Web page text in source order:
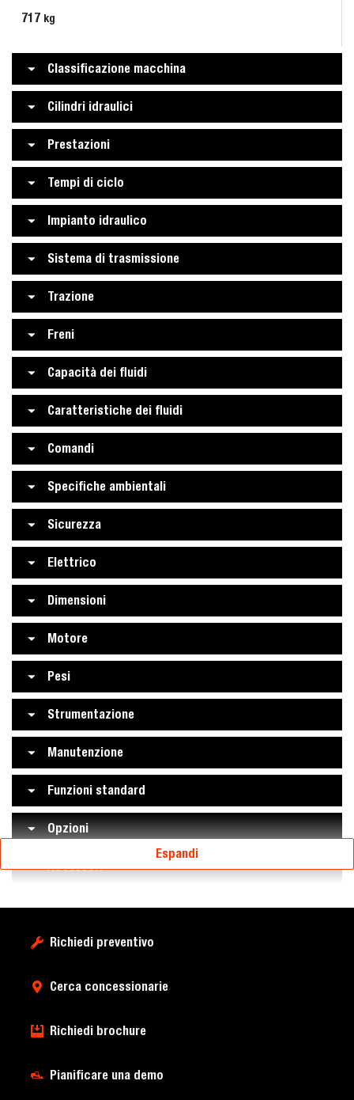
717 kg
Classificazione macchina
Cilindri idraulici
Prestazioni
Tempi di ciclo
Impianto idraulico
Sistema di trasmissione
Trazione
Freni
Capacità dei fluidi
Caratteristiche dei fluidi
Comandi
Specifiche ambientali
Sicurezza
Elettrico
Dimensioni
Motore
Pesi
Strumentazione
Manutenzione
Funzioni standard
Opzioni
Accessori
Espandi
Richiedi preventivo
Cerca concessionarie
Richiedi brochure
Pianificare una demo